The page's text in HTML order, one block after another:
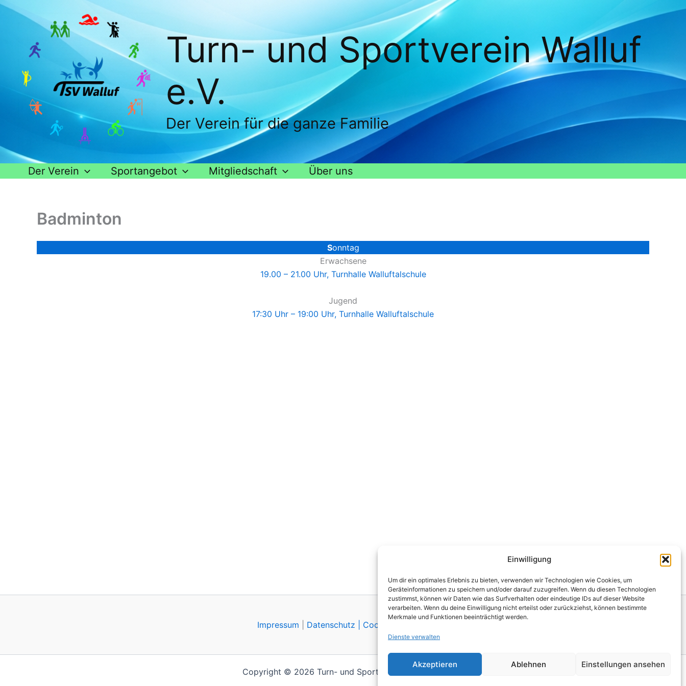
Einwilligung
Um dir ein optimales Erlebnis zu bieten, verwenden wir Technologien wie Cookies, um
Geräteinformationen zu speichern und/oder darauf zuzugreifen. Wenn du diesen Technologien
zustimmst, können wir Daten wie das Surfverhalten oder eindeutige IDs auf dieser Website
verarbeiten. Wenn du deine Einwilligung nicht erteilst oder zurückziehst, können bestimmte
Merkmale und Funktionen beeinträchtigt werden.
Dienste verwalten
Akzeptieren Ablehnen Einstellungen ansehen
Zum
Turn- und Sportverein Walluf
e.V.
Der Verein für die ganze Familie
Der Verein Sportangebot Mitgliedschaft Über uns
Badminton
Sonntag
Erwachsene
19.00 – 21.00 Uhr, Turnhalle Walluftalschule
Jugend
17:30 Uhr – 19:00 Uhr, Turnhalle Walluftalschule
Impressum Datenschutz | Cookie‑Richtlinie
Copyright © 2026 Turn- und Sportverein Walluf e.V.